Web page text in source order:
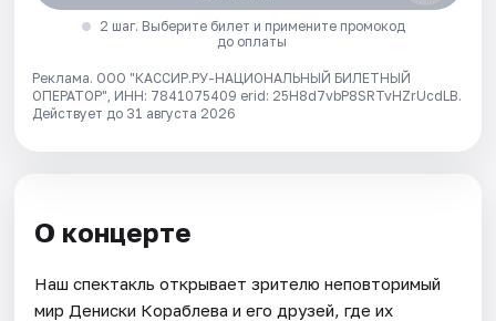
2 шаг. Выберите билет и примените промокод
до оплаты
Реклама. ООО "КАССИР.РУ-НАЦИОНАЛЬНЫЙ БИЛЕТНЫЙ
ОПЕРАТОР", ИНН: 7841075409 erid: 25H8d7vbP8SRTvHZrUcdLB.
Действует до 31 августа 2026
О концерте
Наш спектакль открывает зрителю неповторимый
мир Дениски Кораблева и его друзей, где их